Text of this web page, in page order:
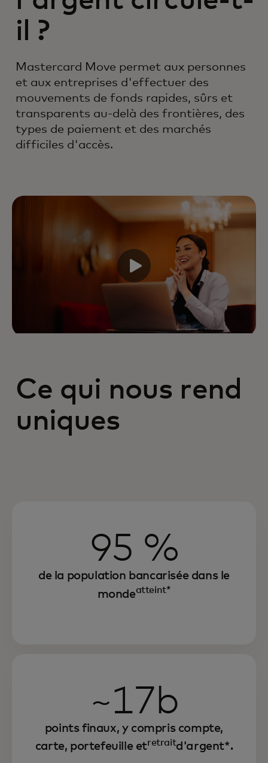
il ?
Mastercard Move permet aux personnes
et aux entreprises d'effectuer des
mouvements de fonds rapides, sûrs et
transparents au-delà des frontières, des
types de paiement et des marchés
difficiles d'accès.
Ce qui nous rend
uniques
95 %
de la population bancarisée dans le
mondeatteint*
~17b
points finaux, y compris compte,
carte, portefeuille etretraitd'argent*.